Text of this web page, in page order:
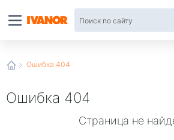
Ошибка 404
Ошибка 404
Страница не
интернет-